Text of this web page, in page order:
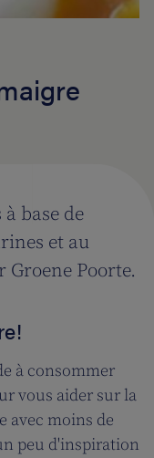
base de
et au
Groene Poorte.
à consommer
vous aider sur la
avec moins de
peu d'inspiration